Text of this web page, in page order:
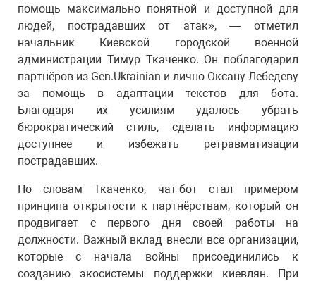
помощь максимально понятной и доступной для
людей, пострадавших от атак», — отметил
начальник Киевской городской военной
администрации Тимур Ткаченко. Он поблагодарил
партнёров из Gen.Ukrainian и лично Оксану Лебедеву
за помощь в адаптации текстов для бота.
Благодаря их усилиям удалось убрать
бюрократический стиль, сделать информацию
доступнее и избежать ретравматизации
пострадавших.
По словам Ткаченко, чат-бот стал примером
принципа открытости к партнёрствам, который он
продвигает с первого дня своей работы на
должности. Важный вклад внесли все организации,
которые с начала войны присоединились к
созданию экосистемы поддержки киевлян. При